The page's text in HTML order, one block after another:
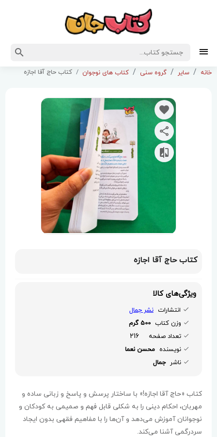
خانه سایر گروه سنی کتاب های نوجوان کتاب حاج آقا اجازه
کتاب حاج آقا اجازه
ویژگی‌های کالا
انتشارات نشر جمال
وزن کتاب 500 گرم
تعداد صفحه
216
نویسنده محسن نعما
ناشر جمال
کتاب «حاج آقا اجازه!» با ساختار پرسش و پاسخ و زبانی ساده و
مهربان، احکام دینی را به شکلی قابل فهم و صمیمی به کودکان و
نوجوانان آموزش می‌دهد و آن‌ها را با مفاهیم فقهی بدون ایجاد
سردرگمی آشنا می‌کند.